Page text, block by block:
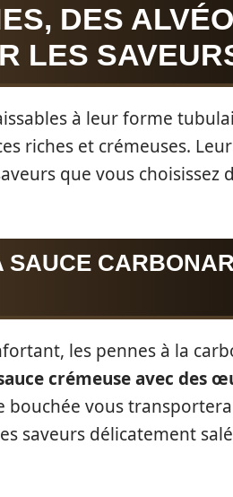
DES
LES
à leur forme
riches et crémeuses.
que vous choisissez
SAUCE
les pennes à la
crémeuse avec des
bouchée vous
saveurs délicatement